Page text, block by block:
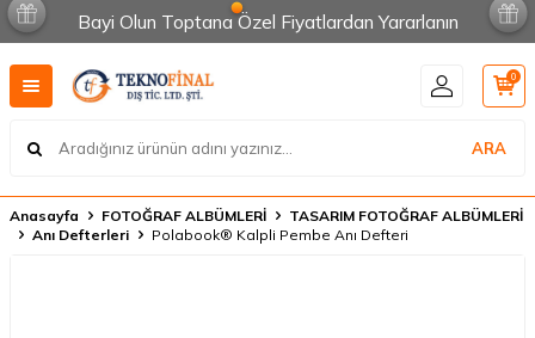
Bayi Olun Toptana Özel Fiyatlardan Yararlanın
ARA
0
Anasayfa FOTOĞRAF ALBÜMLERİ
TASARIM FOTOĞRAF ALBÜMLERİ
Anı Defterleri
Polabook® Kalpli Pembe Anı Defteri